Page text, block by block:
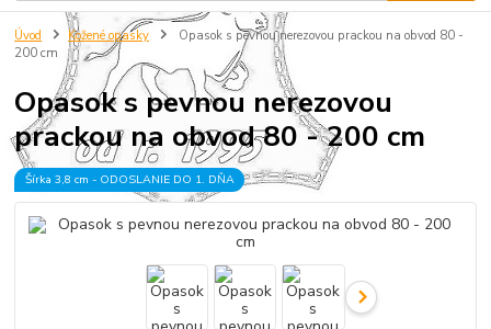
Úvod Kožené opasky
Opasok s pevnou nerezovou prackou na obvod 80 -
200 cm
Opasok s pevnou nerezovou
prackou na obvod 80 - 200 cm
Šírka 3,8 cm - ODOSLANIE DO 1. DŇA